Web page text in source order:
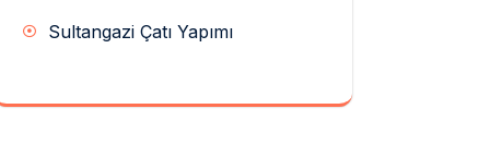
Sultangazi Çatı Yapımı